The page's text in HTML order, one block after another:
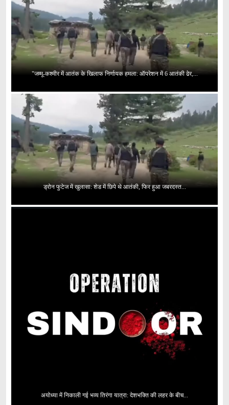
"जम्मू-कश्मीर में आतंक के खिलाफ निर्णायक हमला: ऑपरेशन में 6 आतंकी ढेर,...
ड्रोन फुटेज में खुलासा: शेड में छिपे थे आतंकी, फिर हुआ जबरदस्त...
अयोध्या में निकाली गई भव्य तिरंगा यात्रा: देशभक्ति की लहर के बीच...